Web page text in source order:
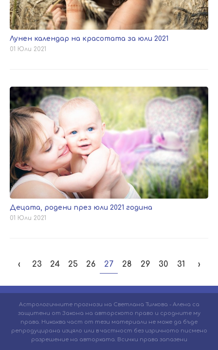
Лунен календар на красотата за юли 2021
01 Юли 2021
Децата, родени през юли 2021 година
01 Юли 2021
‹ 23 24 25 26 27 28 29 30 31 ›
Астрологичните прогнози на Светлана Тилкова - Алена са
защитени от Закона на авторското право и сродните му
права. Никаква част от тези материали не може да бъде
репродуцирана изцяло или в частност без изричното писмено
разрешение на авторката. Всички права запазени